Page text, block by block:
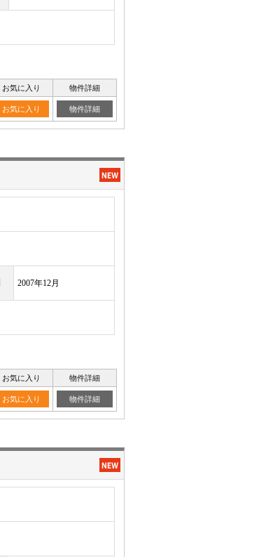
お気に入り 物件詳細
お気に入り 物件詳細
2007年12月
お気に入り 物件詳細
お気に入り 物件詳細